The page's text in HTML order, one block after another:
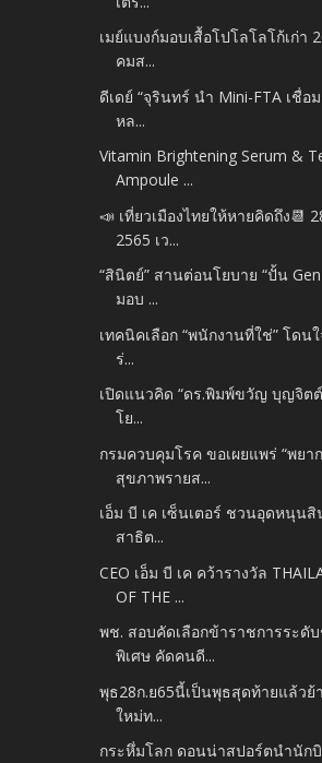
เมย์แบงก์มอบเสื้อโปโลโลโก้เก่า
คมส...
ดีเดย์ “จุรินทร์ นำ Mini-FTA เชื่อ
หล...
Vitamin Brightening Serum &
Ampoule ...
📣 เที่ยวเมืองไทยให้หายคิดถึง📆
2565 เว...
“สินิตย์” สานต่อนโยบาย “ปั้น Gen
มอบ ...
เทคนิคเลือก “พนักงานที่ใช่” โดน
ร่...
เปิดแนวคิด “ดร.พิมพ์ขวัญ บุญจิตต์
โย...
กรมควบคุมโรค ขอเผยแพร่ “พย
สุขภาพรายส...
เอ็ม บี เค เซ็นเตอร์ ชวนอุดหนุน
สาธิต...
CEO เอ็ม บี เค คว้ารางวัล
OF THE ...
พช. สอบคัดเลือกข้าราชการระดั
พิเศษ คัดคนดี...
พุธ28ก.ย65นี้เป็นพุธสุดท้ายแล้วย้
ใหม่ท...
กระหึ่มโลก ดอนน่าสปอร์ตนำนัก